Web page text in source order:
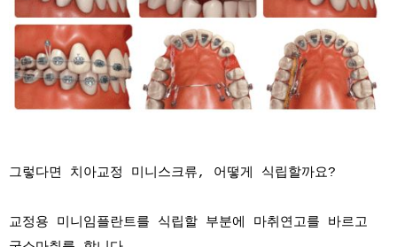
그렇다면 치아교정 미니스크류, 어떻게 식립할까요?
교정용 미니임플란트를 식립할 부분에 마취연고를 바르고